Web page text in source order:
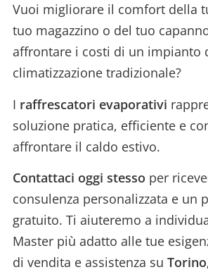
Vuoi migliorare il comfort della
tuo magazzino o del tuo
affrontare i costi di un impianto
climatizzazione tradizionale?
I raffrescatori evaporativi
soluzione pratica, efficiente e
affrontare il caldo estivo.
Contattaci oggi stesso per
consulenza personalizzata e un
gratuito. Ti aiuteremo a
Master più adatto alle tue
di vendita e assistenza su